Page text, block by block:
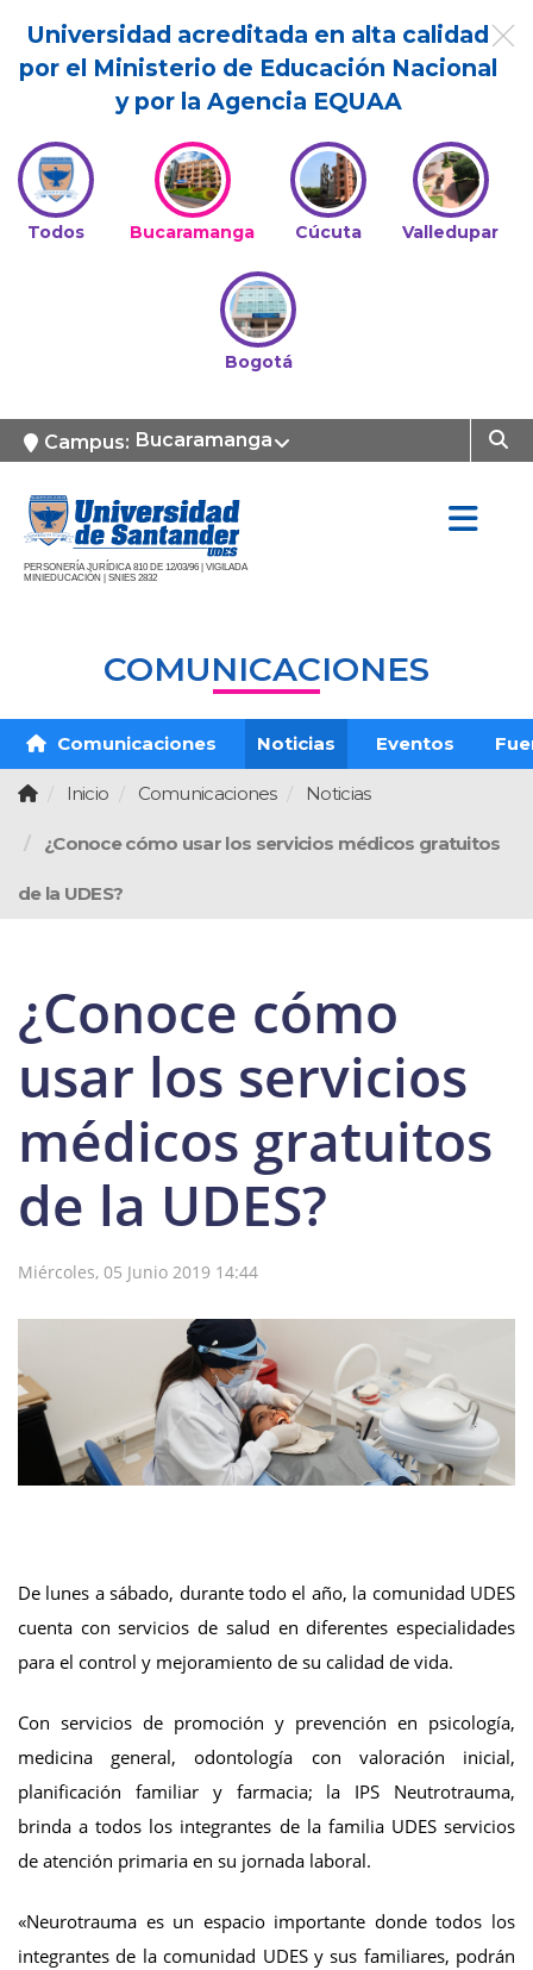
Universidad acreditada en alta calidad
por el Ministerio de Educación Nacional
y por la Agencia EQUAA
Todos Bucaramanga Cúcuta Valledupar
Bogotá
Campus: Bucaramanga
PERSONERÍA JURÍDICA 810 DE 12/03/96 | VIGILADA
MINIEDUCACIÓN | SNIES 2832
COMUNICACIONES
Comunicaciones Noticias Eventos
Inicio Comunicaciones Noticias
¿Conoce cómo usar los servicios médicos gratuitos
de la UDES?
¿Conoce cómo
usar los servicios
médicos gratuitos
de la UDES?
Miércoles, 05 Junio 2019 14:44
De lunes a sábado, durante todo el año, la comunidad UDES
cuenta con servicios de salud en diferentes especialidades
para el control y mejoramiento de su calidad de vida.
Con servicios de promoción y prevención en psicología,
medicina general, odontología con valoración inicial,
planificación familiar y farmacia; la IPS Neutrotrauma,
brinda a todos los integrantes de la familia UDES servicios
de atención primaria en su jornada laboral.
«Neurotrauma es un espacio importante donde todos los
integrantes de la comunidad UDES y sus familiares, podrán